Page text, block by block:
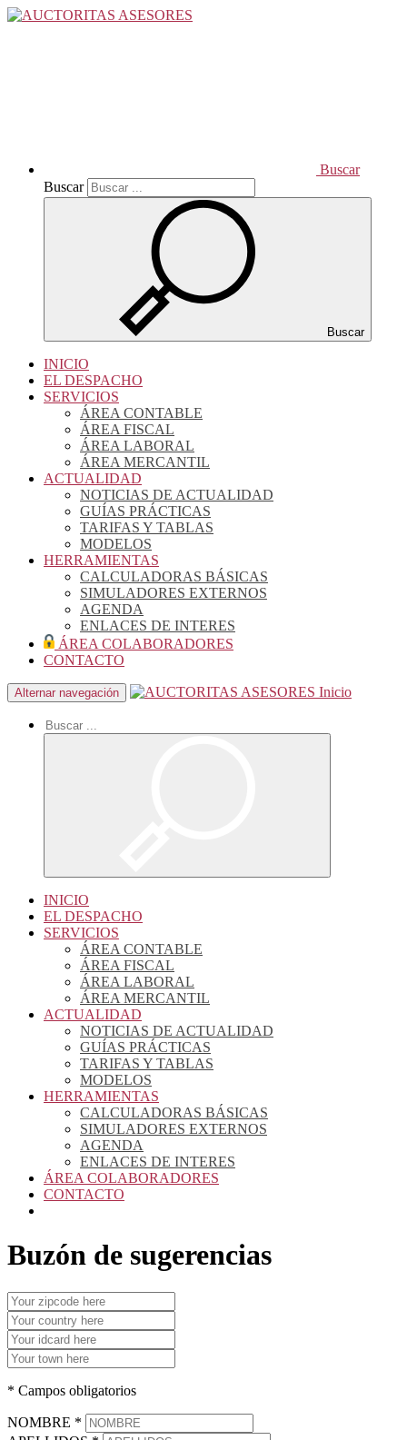
Buscar
Buscar
Buscar
INICIO
EL DESPACHO
SERVICIOS
ÁREA CONTABLE
ÁREA FISCAL
ÁREA LABORAL
ÁREA MERCANTIL
ACTUALIDAD
NOTICIAS DE ACTUALIDAD
GUÍAS PRÁCTICAS
TARIFAS Y TABLAS
MODELOS
HERRAMIENTAS
CALCULADORAS BÁSICAS
SIMULADORES EXTERNOS
AGENDA
ENLACES DE INTERES
ÁREA COLABORADORES
CONTACTO
Alternar navegación Inicio
INICIO
EL DESPACHO
SERVICIOS
ÁREA CONTABLE
ÁREA FISCAL
ÁREA LABORAL
ÁREA MERCANTIL
ACTUALIDAD
NOTICIAS DE ACTUALIDAD
GUÍAS PRÁCTICAS
TARIFAS Y TABLAS
MODELOS
HERRAMIENTAS
CALCULADORAS BÁSICAS
SIMULADORES EXTERNOS
AGENDA
ENLACES DE INTERES
ÁREA COLABORADORES
CONTACTO
Buzón de sugerencias
* Campos obligatorios
NOMBRE *